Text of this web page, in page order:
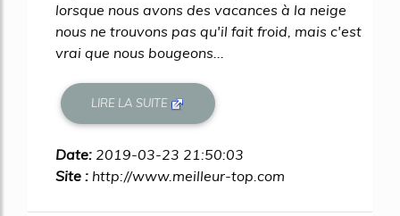
lorsque nous avons des vacances à la neige
nous ne trouvons pas qu'il fait froid, mais c'est
vrai que nous bougeons...
LIRE LA SUITE
Date: 2019-03-23 21:50:03
Site : http://www.meilleur-top.com